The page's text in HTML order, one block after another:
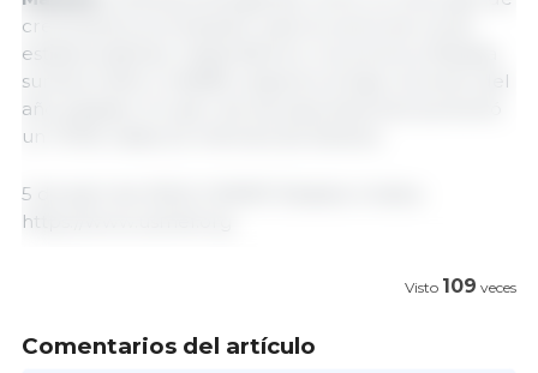
crecimiento prometedor para la carne de cerdo
estadounidense. Hasta febrero, los envíos a Malasia
sumaron 844 t (+848% respecto al bajo volumen del
año pasado). El valor de las exportaciones aumentó
un 734%, hasta 2,5 millones de dólares.
5 de abril de 2024/ USMEF/ Estados Unidos.
https://www.usmef.org
Visto 109 veces
Comentarios del artículo